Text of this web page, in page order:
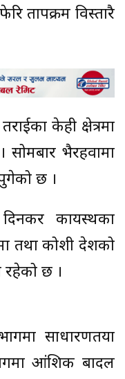
तापक्रम विस्तारै
केही क्षेत्रमा
भैरहवामा
छ ।
कायस्थका
कोशी प्रदेशको
रहेको छ ।
साधारणतया
आंशिक बादल